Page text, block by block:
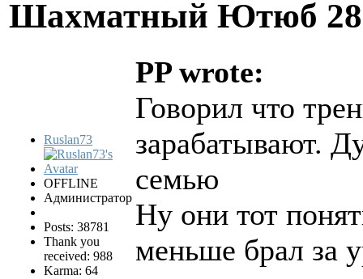
Шахматный Ютюб
Ruslan73
OFFLINE
Администратор
Posts: 38781
Thank you
received: 988
Karma: 64
PP wrote:
Говорил что
зарабатывают.
семью
Ну они тот
меньше брал за